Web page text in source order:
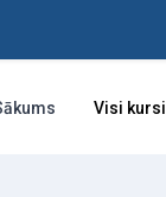
Visi kursi